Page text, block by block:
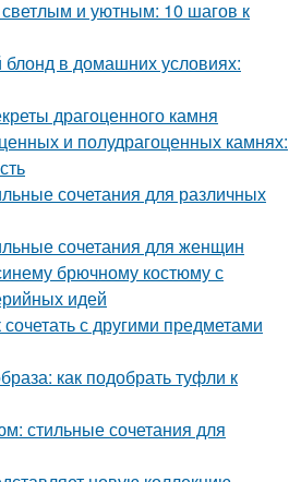
и уютным: 10 шагов к
в домашних условиях:
драгоценного камня
и полудрагоценных камнях:
сочетания для различных
сочетания для женщин
брючному костюму с
идей
с другими предметами
как подобрать туфли к
стильные сочетания для